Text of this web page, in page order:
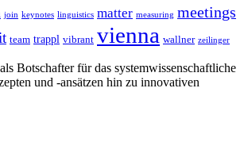
join keynotes linguistics matter measuring meetings
team trappl vibrant vienna wallner zeilinger
Botschafter für das systemwissenschaftliche
und -ansätzen hin zu innovativen